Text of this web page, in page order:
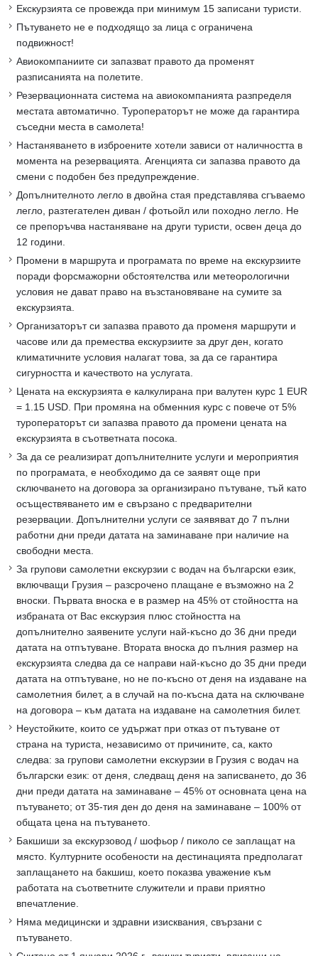
Екскурзията се провежда при минимум 15 записани туристи.
Пътуването не е подходящо за лица с ограничена
подвижност!
Авиокомпаниите си запазват правото да променят
разписанията на полетите.
Резервационната система на авиокомпанията разпределя
местата автоматично. Туроператорът не може да гарантира
съседни места в самолета!
Настаняването в изброените хотели зависи от наличността в
момента на резервацията. Агенцията си запазва правото да
смени с подобен без предупреждение.
Допълнителното легло в двойна стая представлява сгъваемо
легло, разтегателен диван / фотьойл или походно легло. Не
се препоръчва настаняване на други туристи, освен деца до
12 години.
Промени в маршрута и програмата по време на екскурзиите
поради форсмажорни обстоятелства или метеорологични
условия не дават право на възстановяване на сумите за
екскурзията.
Организаторът си запазва правото да променя маршрути и
часове или да премества екскурзиите за друг ден, когато
климатичните условия налагат това, за да се гарантира
сигурността и качеството на услугата.
Цената на екскурзията е калкулирана при валутен курс 1 EUR
= 1.15 USD. При промяна на обменния курс с повече от 5%
туроператорът си запазва правото да промени цената на
екскурзията в съответната посока.
За да се реализират допълнителните услуги и мероприятия
по програмата, е необходимо да се заявят още при
сключването на договора за организирано пътуване, тъй като
осъществяването им е свързано с предварителни
резервации. Допълнителни услуги се заявяват до 7 пълни
работни дни преди датата на заминаване при наличие на
свободни места.
За групови самолетни екскурзии с водач на български език,
включващи Грузия – разсрочено плащане е възможно на 2
вноски. Първата вноска е в размер на 45% от стойността на
избраната от Вас екскурзия плюс стойността на
допълнително заявените услуги най-късно до 36 дни преди
датата на отпътуване. Втората вноска до пълния размер на
екскурзията следва да се направи най-късно до 35 дни преди
датата на отпътуване, но не по-късно от деня на издаване на
самолетния билет, а в случай на по-късна дата на сключване
на договора – към датата на издаване на самолетния билет.
Неустойките, които се удържат при отказ от пътуване от
страна на туриста, независимо от причините, са, както
следва: за групови самолетни екскурзии в Грузия с водач на
български език: от деня, следващ деня на записването, до 36
дни преди датата на заминаване – 45% от основната цена на
пътуването; от 35-тия ден до деня на заминаване – 100% от
общата цена на пътуването.
Бакшиши за екскурзовод / шофьор / пиколо се заплащат на
място. Културните особености на дестинацията предполагат
заплащането на бакшиш, което показва уважение към
работата на съответните служители и прави приятно
впечатление.
Няма медицински и здравни изисквания, свързани с
пътуването.